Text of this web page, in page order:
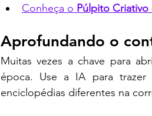
Conheça o Púlpito Criativo
Aprofundando o
Muitas vezes a chave para
época. Use a IA para trazer
enciclopédias diferentes na